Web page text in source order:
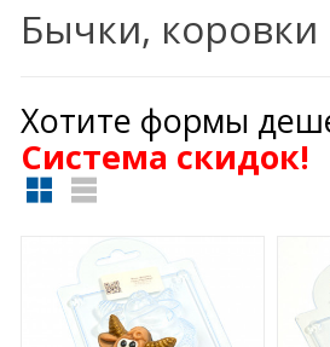
Бычки, коровки
Хотите формы
Cистема скидок!